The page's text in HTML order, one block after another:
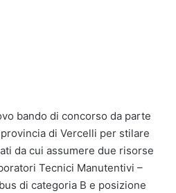
bando di concorso da parte
di Vercelli per stilare
da cui assumere due risorse
Tecnici Manutentivi –
di categoria B e posizione